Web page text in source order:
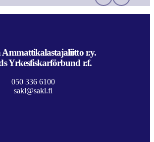
Ammattikalastajaliitto r.y.
Yrkesfiskarförbund r.f.
050 336 6100
sakl@sakl.fi